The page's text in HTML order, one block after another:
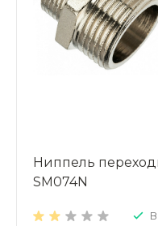
Ниппель
SM074N